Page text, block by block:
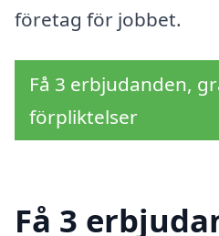
företag för jobbet.
Få 3 erbjudanden,
förpliktelser
Få 3